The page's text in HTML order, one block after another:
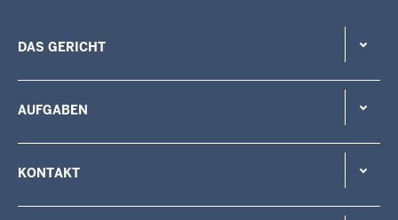
DAS GERICHT
AUFGABEN
KONTAKT